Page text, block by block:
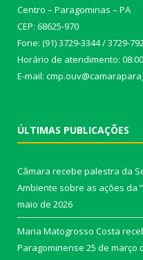
Centro – Paragominas – PA
CEP: 68625-970
Fone: (91) 3729-3344 / 3729-
Horário de atendimento:
E-mail:
ÚLTIMAS PUBLICAÇÕES
Câmara recebe palestra da
Ambiente sobre as ações da
maio de 2026
Maria Matogrosso Costa
Paragominense 25 de março